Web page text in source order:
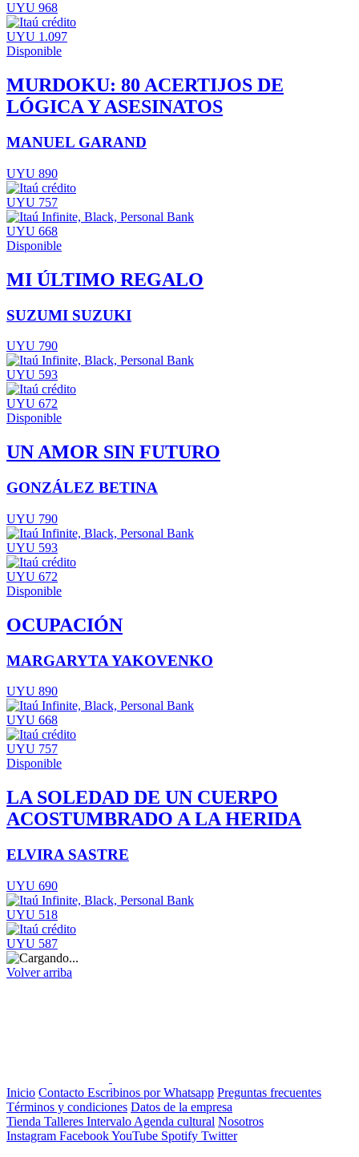
UYU 968
UYU 1.097
Disponible
MURDOKU: 80 ACERTIJOS DE
LÓGICA Y ASESINATOS
MANUEL GARAND
UYU 890
UYU 757
UYU 668
Disponible
MI ÚLTIMO REGALO
SUZUMI SUZUKI
UYU 790
UYU 593
UYU 672
Disponible
UN AMOR SIN FUTURO
GONZÁLEZ BETINA
UYU 790
UYU 593
UYU 672
Disponible
OCUPACIÓN
MARGARYTA YAKOVENKO
UYU 890
UYU 668
UYU 757
Disponible
LA SOLEDAD DE UN CUERPO
ACOSTUMBRADO A LA HERIDA
ELVIRA SASTRE
UYU 690
UYU 518
UYU 587
Volver arriba
Inicio Contacto Escribinos por Whatsapp Preguntas frecuentes
Términos y condiciones Datos de la empresa
Tienda Talleres Intervalo Agenda cultural Nosotros
Instagram FacebookYouTube Spotify Twitter